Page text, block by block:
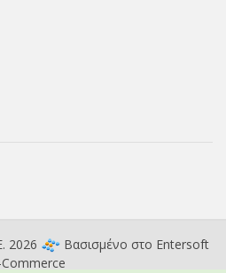
2026 Βασισμένο στο Entersoft